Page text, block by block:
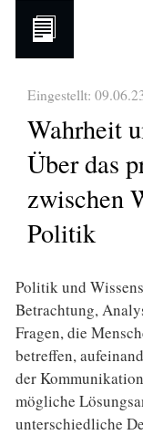
Eingestellt:
Wahrheit
Über das
zwischen
Politik
Politik und
Betrachtung,
Fragen, die
betreffen,
der
mögliche
unterschiedliche